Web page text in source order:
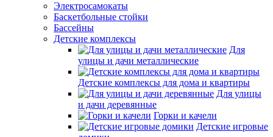
Электросамокаты
Баскетбольные стойки
Бассейны
Детские комплексы
Для
улицы и дачи металлические
Детские комплексы для дома и квартиры
Для улицы
и дачи деревянные
Горки и качели
Детские игровые